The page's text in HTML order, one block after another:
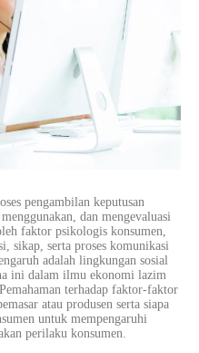
pengambilan keputusan
dan mengevaluasi
faktor psikologis konsumen,
sikap, serta proses komunikasi
adalah lingkungan sosial
ini dalam ilmu ekonomi lazim
terhadap faktor-faktor
atau produsen serta siapa
untuk mempengaruhi
perilaku konsumen.